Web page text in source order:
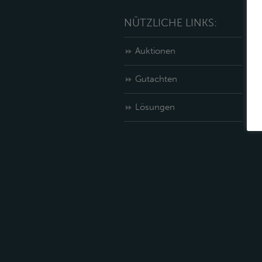
NÜTZLICHE LINKS:
Auktionen
Gutachten
Lösungen